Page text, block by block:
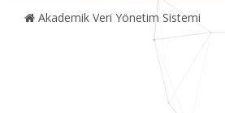
Akademik Veri Yönetim Sistemi